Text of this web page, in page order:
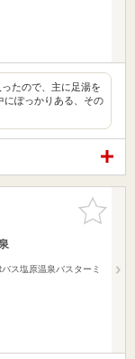
たので、主に足湯を
にぽっかりある、その
お気に入
りに追加
ス塩原温泉バスターミ